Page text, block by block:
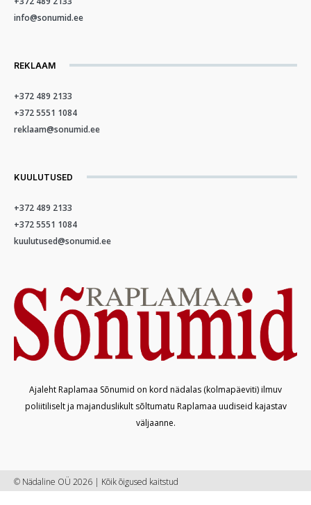
info@sonumid.ee
REKLAAM
+372 489 2133
+372 5551 1084
reklaam@sonumid.ee
KUULUTUSED
+372 489 2133
+372 5551 1084
kuulutused@sonumid.ee
Ajaleht Raplamaa Sõnumid on kord nädalas (kolmapäeviti) ilmuv
poliitiliselt ja majanduslikult sõltumatu Raplamaa uudiseid kajastav
väljaanne.
© Nädaline OÜ 2026 | Kõik õigused kaitstud